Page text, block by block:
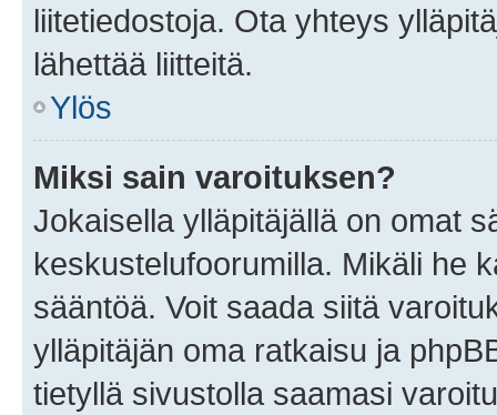
liitetiedostoja. Ota yhteys
lähettää liitteitä.
Ylös
Miksi sain varoituksen?
Jokaisella ylläpitäjällä on omat
keskustelufoorumilla. Mikäli he
sääntöä. Voit saada siitä
ylläpitäjän oma ratkaisu ja
tietyllä sivustolla saamasi